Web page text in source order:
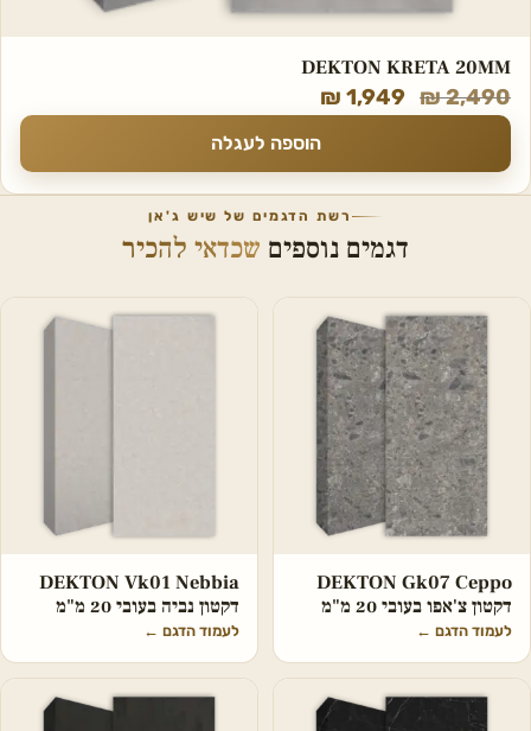
DEKTON KRETA 20MM
₪2,490
₪ 1,949
הוספה לעגלה
רשת הדגמים של שיש ג'אן
דגמים נוספים שכדאי להכיר
DEKTON Gk07 Ceppo
דקטון צ'אפו בעובי 20 מ"מ
לעמוד הדגם ←
DEKTON Vk01 Nebbia
דקטון נביה בעובי 20 מ"מ
לעמוד הדגם ←